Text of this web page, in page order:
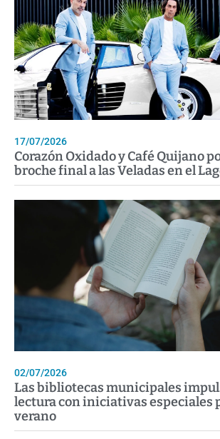
17/07/2026
Corazón Oxidado y Café Quijano
broche final a las Veladas en el
02/07/2026
Las bibliotecas municipales
lectura con iniciativas especiales
verano